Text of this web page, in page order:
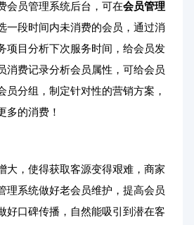
会员管理系统后台，可在会员管理
一段时间内未消费的会员，通过消
项目分析下次服务时间，给会员发
消费记录分析会员属性，可给会员
员分组，制定针对性的营销方案，
多的消费！
大，使得获取客源变得艰难，商家
理系统做好老会员维护，提高会员
好口碑传播，自然能吸引到潜在客